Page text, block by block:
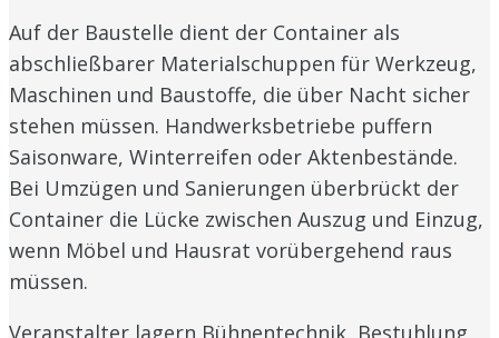
Auf der Baustelle dient der Container als
abschließbarer Materialschuppen für Werkzeug,
Maschinen und Baustoffe, die über Nacht sicher
stehen müssen. Handwerksbetriebe puffern
Saisonware, Winterreifen oder Aktenbestände.
Bei Umzügen und Sanierungen überbrückt der
Container die Lücke zwischen Auszug und Einzug,
wenn Möbel und Hausrat vorübergehend raus
müssen.
Veranstalter lagern Bühnentechnik, Bestuhlung